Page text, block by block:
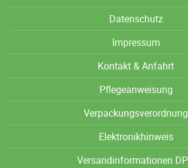
Datenschutz
Impressum
Kontakt & Anfahrt
Pflegeanweisung
Verpackungsverordnung
Elektronikhinweis
Versandinformationen